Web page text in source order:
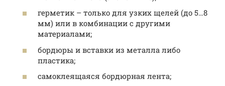
герметик – только для узких щелей (до 5…8
мм) или в комбинации с другими
материалами;
бордюры и вставки из металла либо
пластика;
самоклеящаяся бордюрная лента;